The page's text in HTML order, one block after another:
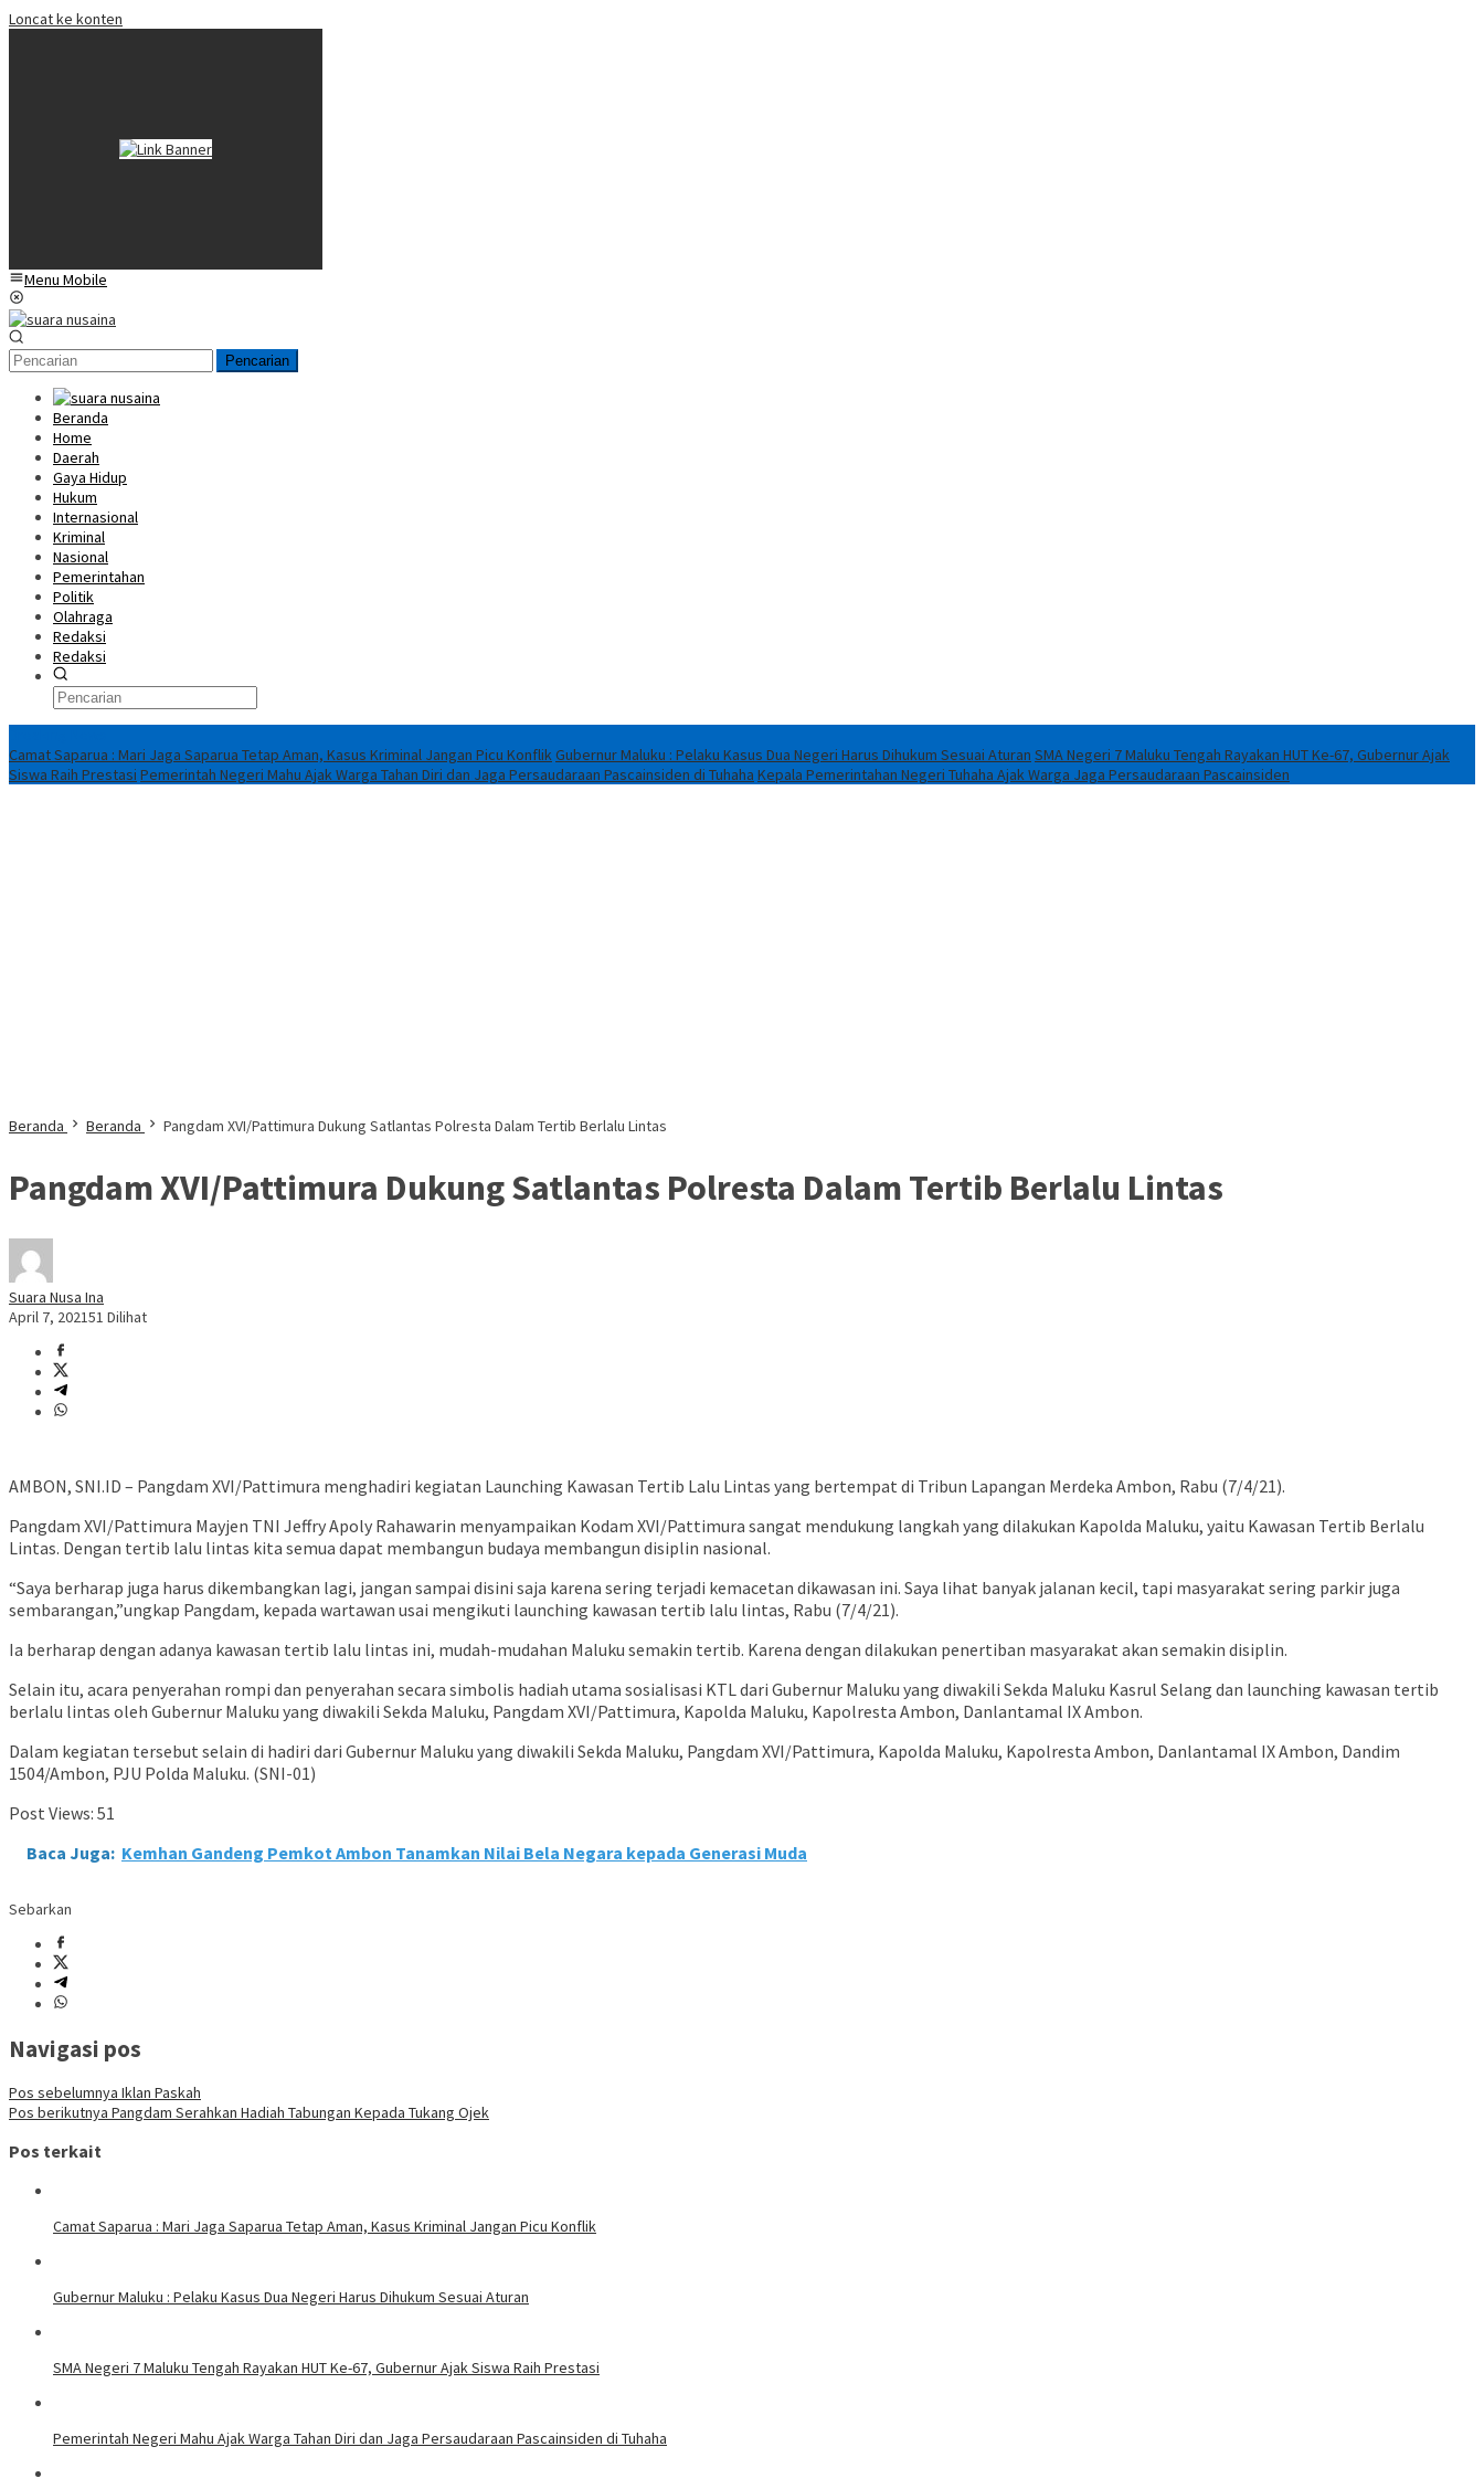
Loncat ke konten
Menu Mobile
Pencarian
Beranda
Home
Daerah
Gaya Hidup
Hukum
Internasional
Kriminal
Nasional
Pemerintahan
Politik
Olahraga
Redaksi
Redaksi
Camat Saparua : Mari Jaga Saparua Tetap Aman, Kasus Kriminal Jangan Picu KonflikGubernur Maluku : Pelaku Kasus Dua Negeri Harus Dihukum Sesuai Aturan SMA Negeri 7 Maluku Tengah Rayakan HUT Ke-67, Gubernur Ajak
Siswa Raih Prestasi Pemerintah Negeri Mahu Ajak Warga Tahan Diri dan Jaga Persaudaraan Pascainsiden di Tuhaha Kepala Pemerintahan Negeri Tuhaha Ajak Warga Jaga Persaudaraan Pascainsiden
Beranda Beranda Pangdam XVI/Pattimura Dukung Satlantas Polresta Dalam Tertib Berlalu Lintas
Pangdam XVI/Pattimura Dukung Satlantas Polresta Dalam Tertib Berlalu Lintas
Suara Nusa Ina
April 7, 202151 Dilihat
AMBON, SNI.ID – Pangdam XVI/Pattimura menghadiri kegiatan Launching Kawasan Tertib Lalu Lintas yang bertempat di Tribun Lapangan Merdeka Ambon, Rabu (7/4/21).
Pangdam XVI/Pattimura Mayjen TNI Jeffry Apoly Rahawarin menyampaikan Kodam XVI/Pattimura sangat mendukung langkah yang dilakukan Kapolda Maluku, yaitu Kawasan Tertib Berlalu
Lintas. Dengan tertib lalu lintas kita semua dapat membangun budaya membangun disiplin nasional.
“Saya berharap juga harus dikembangkan lagi, jangan sampai disini saja karena sering terjadi kemacetan dikawasan ini. Saya lihat banyak jalanan kecil, tapi masyarakat sering parkir juga
sembarangan,”ungkap Pangdam, kepada wartawan usai mengikuti launching kawasan tertib lalu lintas, Rabu (7/4/21).
Ia berharap dengan adanya kawasan tertib lalu lintas ini, mudah-mudahan Maluku semakin tertib. Karena dengan dilakukan penertiban masyarakat akan semakin disiplin.
Selain itu, acara penyerahan rompi dan penyerahan secara simbolis hadiah utama sosialisasi KTL dari Gubernur Maluku yang diwakili Sekda Maluku Kasrul Selang dan launching kawasan tertib
berlalu lintas oleh Gubernur Maluku yang diwakili Sekda Maluku, Pangdam XVI/Pattimura, Kapolda Maluku, Kapolresta Ambon, Danlantamal IX Ambon.
Dalam kegiatan tersebut selain di hadiri dari Gubernur Maluku yang diwakili Sekda Maluku, Pangdam XVI/Pattimura, Kapolda Maluku, Kapolresta Ambon, Danlantamal IX Ambon, Dandim
1504/Ambon, PJU Polda Maluku. (SNI-01)
Post Views: 51
Baca Juga: Kemhan Gandeng Pemkot Ambon Tanamkan Nilai Bela Negara kepada Generasi Muda
Sebarkan
Navigasi pos
Pos sebelumnya Iklan Paskah
Pos berikutnya Pangdam Serahkan Hadiah Tabungan Kepada Tukang Ojek
Pos terkait
Camat Saparua : Mari Jaga Saparua Tetap Aman, Kasus Kriminal Jangan Picu Konflik
Gubernur Maluku : Pelaku Kasus Dua Negeri Harus Dihukum Sesuai Aturan
SMA Negeri 7 Maluku Tengah Rayakan HUT Ke-67, Gubernur Ajak Siswa Raih Prestasi
Pemerintah Negeri Mahu Ajak Warga Tahan Diri dan Jaga Persaudaraan Pascainsiden di Tuhaha